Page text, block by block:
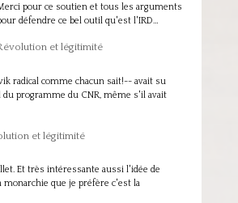
pour ce soutien et tous les arguments
défendre ce bel outil qu'est l'IRD…
et légitimité
radical comme chacun sait!-- avait su
programme du CNR, même s'il avait
et légitimité
Et très intéressante aussi l'idée de
monarchie que je préfère c'est la